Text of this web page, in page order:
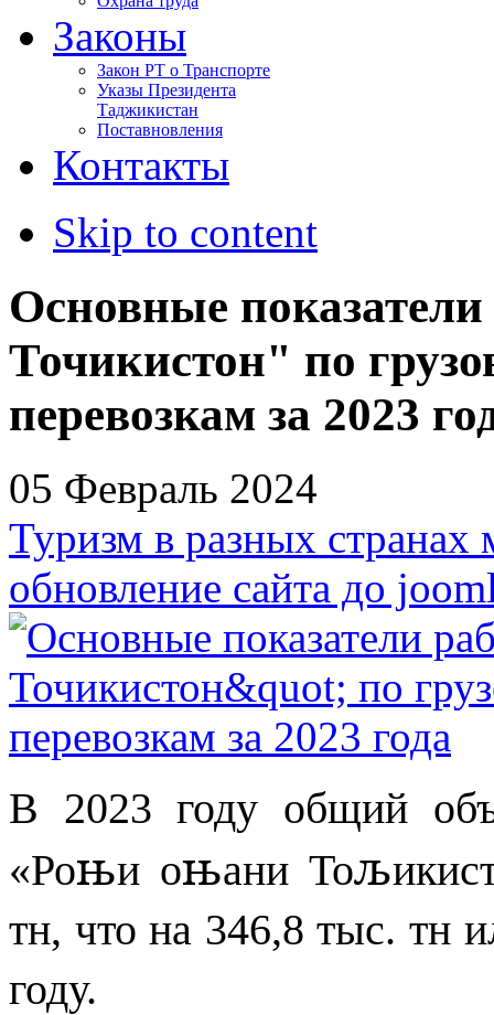
Законы
Закон РТ о Транспорте
Указы Президента
Таджикистан
Поставновления
Контакты
Skip to content
Основные
Точикистон" по
перевозкам за 2023
05 Февраль 2024
Туризм в разных странах
обновление сайта до
В 2023 году общий
«Роњи оњани Тољ
тн, что на 346,8 тыс. тн
году.